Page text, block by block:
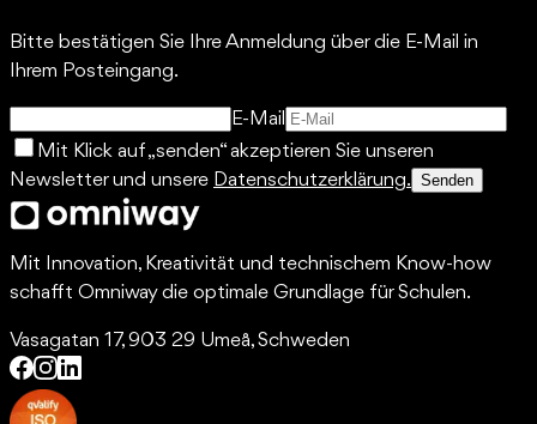
Bitte bestätigen Sie Ihre Anmeldung über die E-Mail in
Ihrem Posteingang.
E-Mail
Mit Klick auf „senden“ akzeptieren Sie unseren
Newsletter und unsere Datenschutzerklärung. Senden
Mit Innovation, Kreativität und technischem Know-how
schafft Omniway die optimale Grundlage für Schulen.
Vasagatan 17, 903 29 Umeå, Schweden